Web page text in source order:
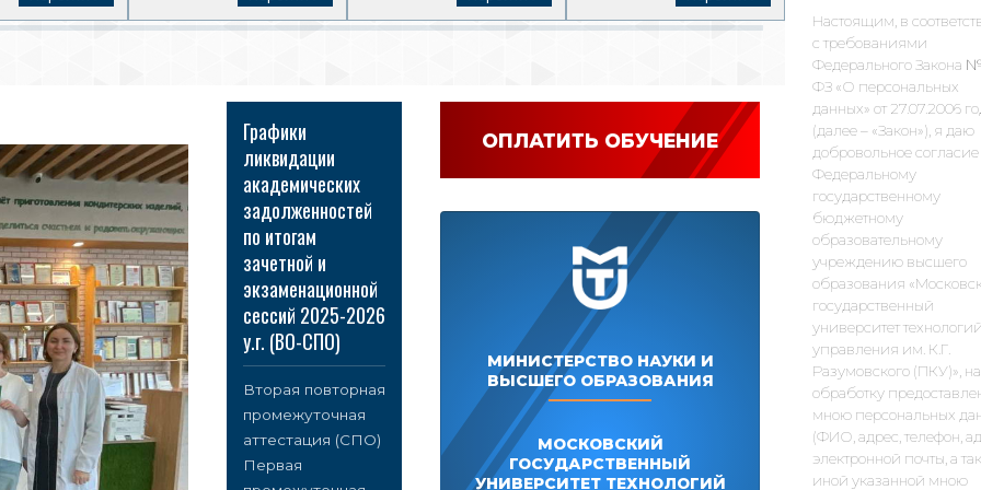
ОПЛАТИТЬ ОБУЧЕНИЕ
МИНИСТЕРСТВО НАУКИ И
ВЫСШЕГО ОБРАЗОВАНИЯ
МОСКОВСКИЙ
ГОСУДАРСТВЕННЫЙ
УНИВЕРСИТЕТ ТЕХНОЛОГИЙ
Графики
ликвидации
академических
задолженностей
по итогам
зачетной и
экзаменационной
сессий 2025-2026
у.г. (ВО-СПО)
Вторая повторная
промежуточная
аттестация (СПО)
Первая
Настоящим, в
с требованиями
Федерального Закона
ФЗ «О персональных
данных» от 27.07.2006
(далее – «Закон»), я даю
добровольное согласие
Федеральному
государственному
бюджетному
образовательному
учреждению высшего
образования
государственный
университет
управления им. К.Г.
Разумовского (ПКУ)», на
обработку
мною персональных
(ФИО, адрес, телефон,
электронной почты, а
иной указанной мною